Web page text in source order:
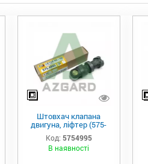
Штовхач клапана
двигуна, ліфтер (575-
4995)
Код: 5754995
В наявності